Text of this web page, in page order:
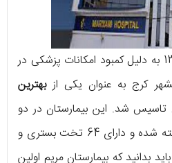
بیمارستان مریم در سال 1388 به دلیل کمبود امکانات پزشکی در
کرج به عنوان یکی ازبهترین
تاسیس شد. این بیمارستان در دو
بلوک 5 و 8 طبقه در نظر گرفته شده و دارای 64 تخت بستری و
بدانید که بیمارستان مریم اولین